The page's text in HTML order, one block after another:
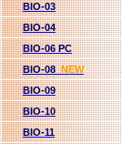
BIO-03
BIO-04
BIO-06 PC
BIO-08NEW
BIO-09
BIO-10
BIO-11